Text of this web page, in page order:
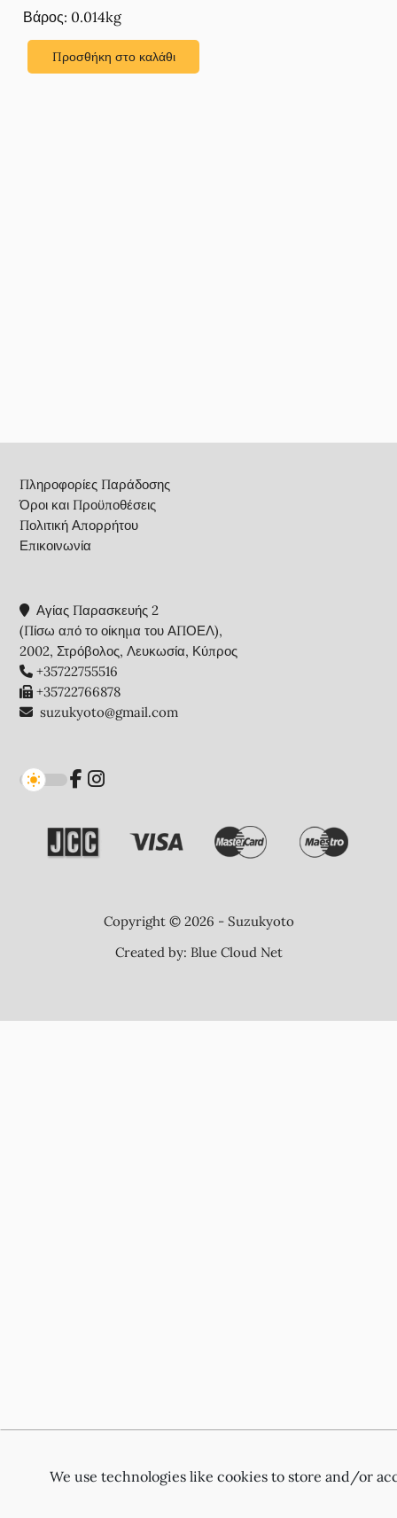
We use technologies like cookies to store and/or
Βάρος: 0.014kg
Προσθήκη στο καλάθι
Πληροφορίες Παράδοσης
Όροι και Προϋποθέσεις
Πολιτική Απορρήτου
Επικοινωνία
Αγίας Παρασκευής 2
(Πίσω από το οίκημα του ΑΠΟΕΛ),
2002, Στρόβολος, Λευκωσία, Κύπρος
+35722755516
+35722766878
suzukyoto@gmail.com
Copyright © 2026 - Suzukyoto
Created by: Blue Cloud Net